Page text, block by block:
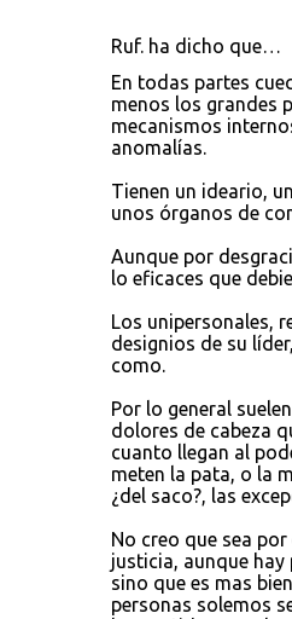
Ruf. ha dicho que…
En todas partes
menos los grandes
mecanismos
anomalías.
Tienen un ideario,
unos órganos de
Aunque por
lo eficaces que
Los unipersonales,
designios de su
como.
Por lo general
dolores de cabeza
cuanto llegan al
meten la pata, o la
¿del saco?, las
No creo que sea
justicia, aunque
sino que es mas
personas solemos